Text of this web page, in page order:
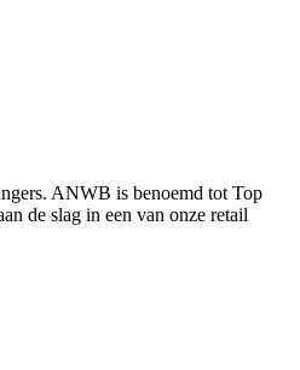
ANWB is benoemd tot Top
de slag in een van onze retail